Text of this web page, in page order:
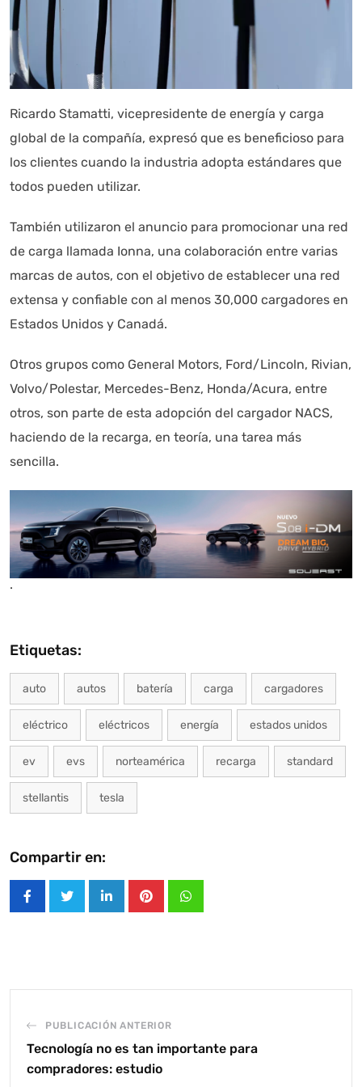
Ricardo Stamatti, vicepresidente de energía y carga
global de la compañía, expresó que es beneficioso para
los clientes cuando la industria adopta estándares que
todos pueden utilizar.
También utilizaron el anuncio para promocionar una red
de carga llamada Ionna, una colaboración entre varias
marcas de autos, con el objetivo de establecer una red
extensa y confiable con al menos 30,000 cargadores en
Estados Unidos y Canadá.
Otros grupos como General Motors, Ford/Lincoln, Rivian,
Volvo/Polestar, Mercedes-Benz, Honda/Acura, entre
otros, son parte de esta adopción del cargador NACS,
haciendo de la recarga, en teoría, una tarea más
sencilla.
.
Etiquetas:
auto autos batería carga cargadores
eléctrico eléctricos energía estados unidos
ev evs norteamérica recarga standard
stellantis tesla
Compartir en:
LinkedInPinterestWhatsapp
PUBLICACIÓN ANTERIOR
Tecnología no es tan importante para
compradores: estudio